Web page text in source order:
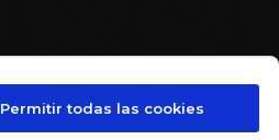
Permitir todas las cookies